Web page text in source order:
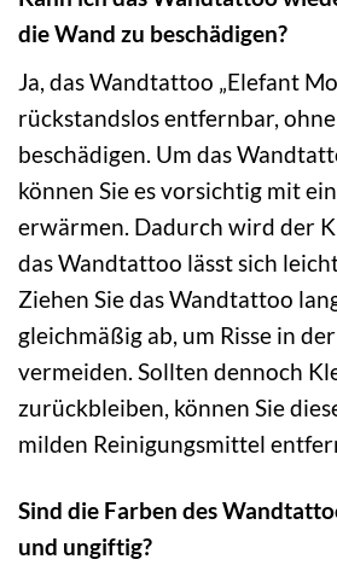
die Wand zu beschädigen?
Ja, das Wandtattoo „Elefant
rückstandslos entfernbar,
beschädigen. Um das
können Sie es vorsichtig mit
erwärmen. Dadurch wird der
das Wandtattoo lässt sich
Ziehen Sie das Wandtattoo
gleichmäßig ab, um Risse in
vermeiden. Sollten dennoch
zurückbleiben, können Sie
milden Reinigungsmittel
Sind die Farben des
und ungiftig?